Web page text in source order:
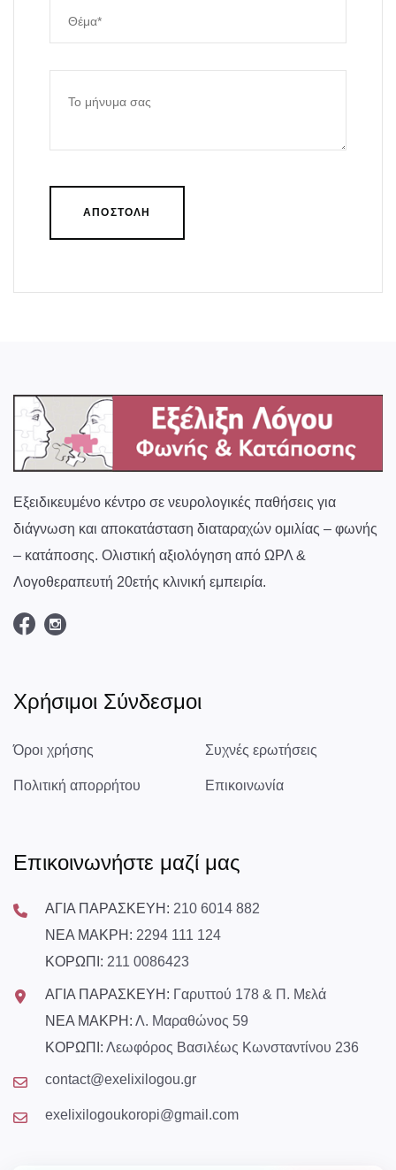
Εξειδικευμένο κέντρο σε νευρολογικές παθήσεις για
διάγνωση και αποκατάσταση διαταραχών ομιλίας – φωνής
– κατάποσης. Ολιστική αξιολόγηση από ΩΡΛ &
Λογοθεραπευτή 20ετής κλινική εμπειρία.
Χρήσιμοι Σύνδεσμοι
Όροι χρήσης
Πολιτική απορρήτου
Συχνές ερωτήσεις
Επικοινωνία
Επικοινωνήστε μαζί μας
ΑΓΙΑ ΠΑΡΑΣΚΕΥΗ: 210 6014 882
ΝΕΑ ΜΑΚΡΗ: 2294 111 124
ΚΟΡΩΠΙ: 211 0086423
ΑΓΙΑ ΠΑΡΑΣΚΕΥΗ: Γαρυττού 178 & Π. Μελά
ΝΕΑ ΜΑΚΡΗ: Λ. Μαραθώνος 59
ΚΟΡΩΠΙ: Λεωφόρος Βασιλέως Κωνσταντίνου 236
contact@exelixilogou.gr
exelixilogoukoropi@gmail.com